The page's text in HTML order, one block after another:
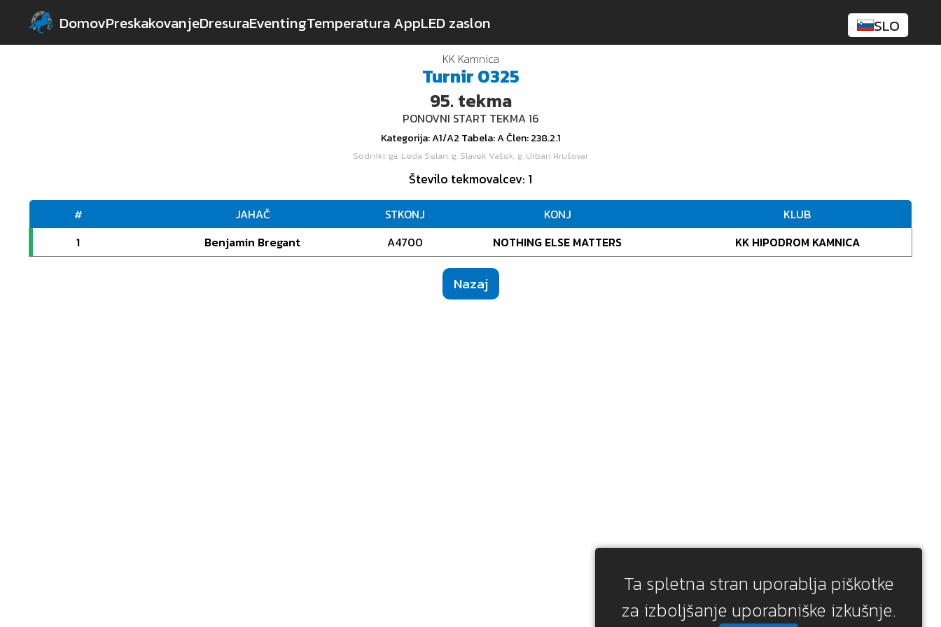
Ta spletna stran uporablja piškotke
za izboljšanje uporabniške izkušnje.
DomovPreskakovanjeDresuraEventingTemperatura AppLED zaslon SLO
KK Kamnica
Turnir0325
95. tekma
PONOVNI START TEKMA 16
Kategorija: A1/A2 Tabela: AČlen: 238.2.1
Sodniki: ga. Leda Selan. g. Slavek Vašek. g. Urban Hrušovar
Število tekmovalcev: 1
# JAHAČ STKONJ KONJ
KLUB
1
Benjamin Bregant A4700 NOTHING ELSE MATTERS KK HIPODROM KAMNICA
Nazaj